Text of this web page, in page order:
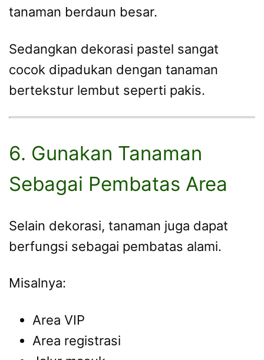
tanaman berdaun besar.
Sedangkan dekorasi pastel sangat
cocok dipadukan dengan tanaman
bertekstur lembut seperti pakis.
6. Gunakan Tanaman
Sebagai Pembatas Area
Selain dekorasi, tanaman juga dapat
berfungsi sebagai pembatas alami.
Misalnya:
Area VIP
Area registrasi